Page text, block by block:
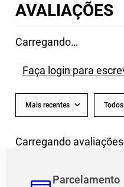
AVALIAÇÕES
Carregando…
Faça login para
Mais recentes Todos
Carregando
Parcelamento